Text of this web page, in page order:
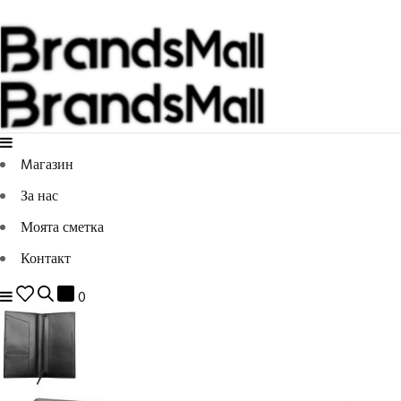
Mагазин
За нас
Моята сметка
Контакт
0